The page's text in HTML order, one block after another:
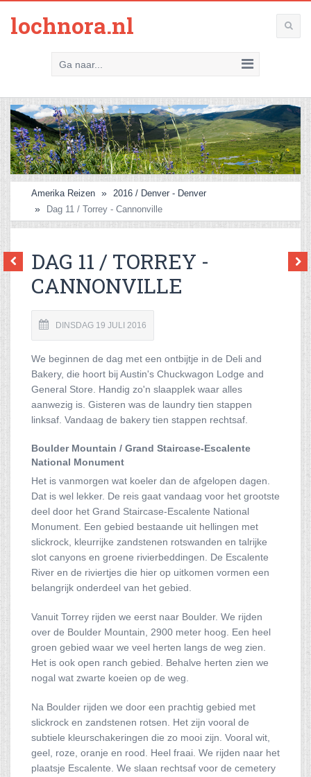
lochnora.nl
Ga naar...
Amerika Reizen
2016 / Denver - Denver
Dag 11 / Torrey - Cannonville
DAG 11 / TORREY -
CANNONVILLE
DINSDAG 19 JULI 2016
We beginnen de dag met een ontbijtje in de Deli and
Bakery, die hoort bij Austin's Chuckwagon Lodge and
General Store. Handig zo'n slaapplek waar alles
aanwezig is. Gisteren was de laundry tien stappen
linksaf. Vandaag de bakery tien stappen rechtsaf.
Boulder Mountain / Grand Staircase-Escalente
National Monument
Het is vanmorgen wat koeler dan de afgelopen dagen.
Dat is wel lekker. De reis gaat vandaag voor het grootste
deel door het Grand Staircase-Escalente National
Monument. Een gebied bestaande uit hellingen met
slickrock, kleurrijke zandstenen rotswanden en talrijke
slot canyons en groene rivierbeddingen. De Escalente
River en de riviertjes die hier op uitkomen vormen een
belangrijk onderdeel van het gebied.
Vanuit Torrey rijden we eerst naar Boulder. We rijden
over de Boulder Mountain, 2900 meter hoog. Een heel
groen gebied waar we veel herten langs de weg zien.
Het is ook open ranch gebied. Behalve herten zien we
nogal wat zwarte koeien op de weg.
Na Boulder rijden we door een prachtig gebied met
slickrock en zandstenen rotsen. Het zijn vooral de
subtiele kleurschakeringen die zo mooi zijn. Vooral wit,
geel, roze, oranje en rood. Heel fraai. We rijden naar het
plaatsje Escalente. We slaan rechtsaf voor de cemetery